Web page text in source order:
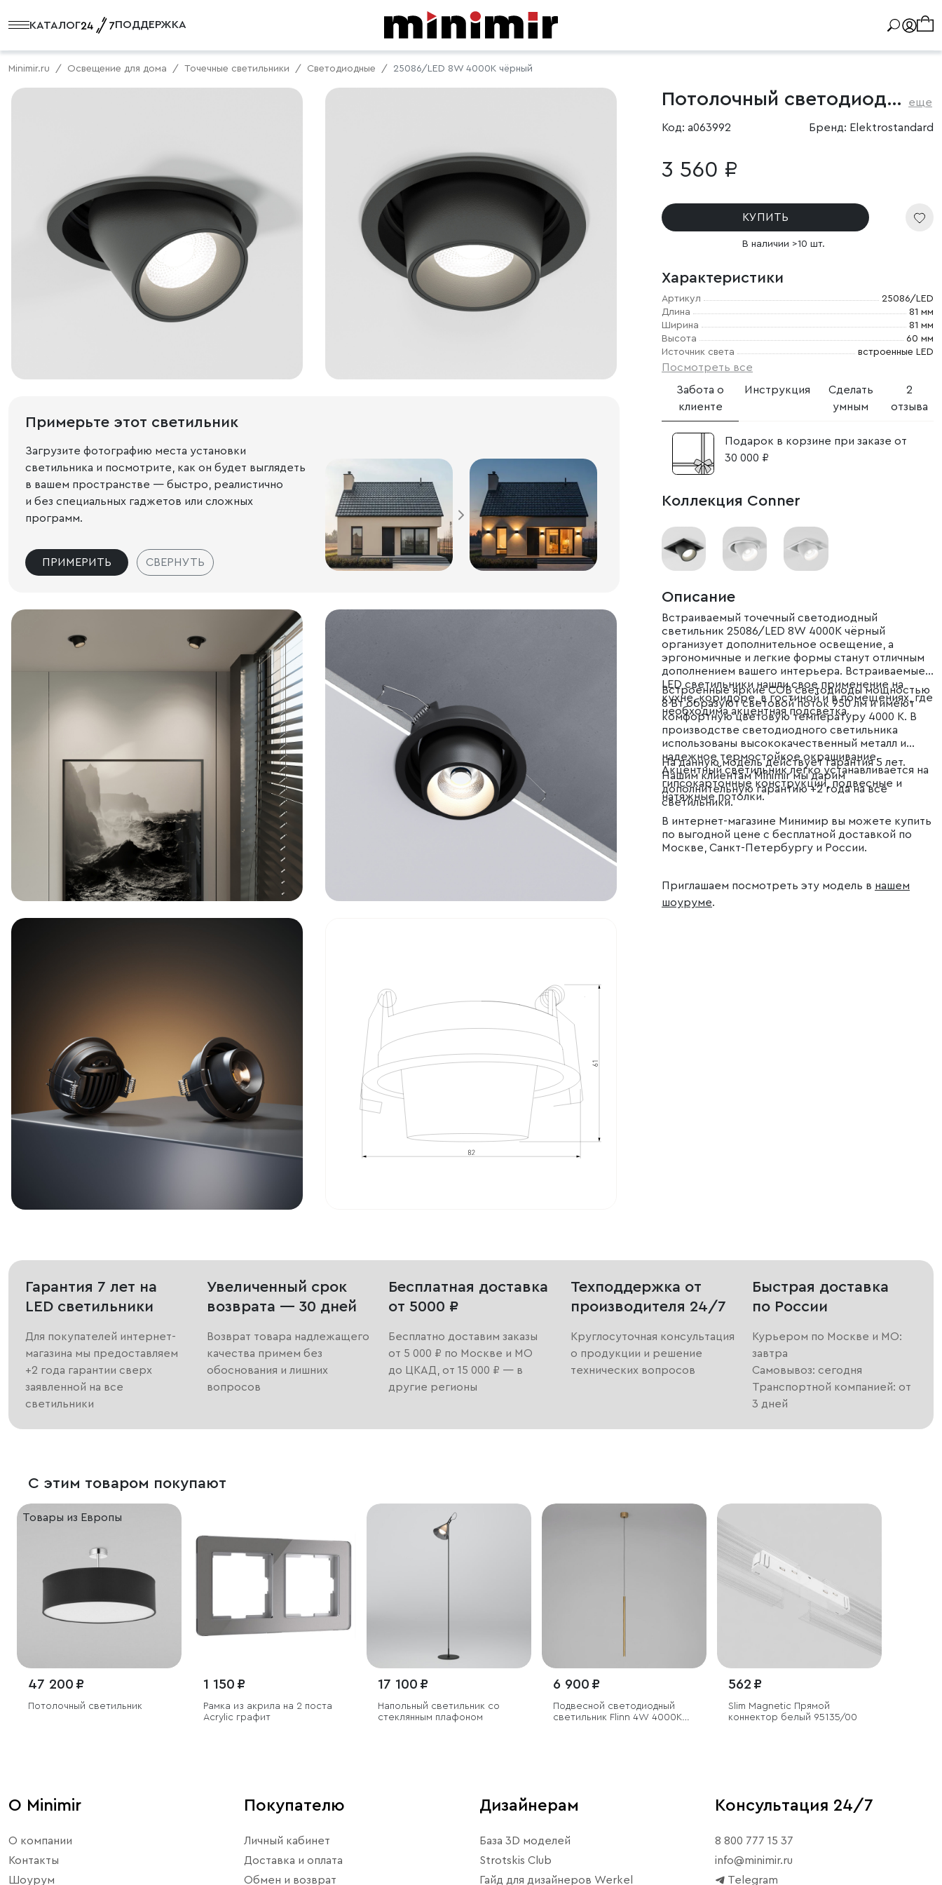
КАТАЛОГ ПОДДЕРЖКА
Minimir.ru Освещение для дома Точечные светильники Светодиодные 25086/LED 8W 4000K чёрный
Примерьте этот светильник
Загрузите фотографию места установки
светильника и посмотрите, как он будет выглядеть
в вашем пространстве — быстро, реалистично
и без специальных гаджетов или сложных
программ.
ПРИМЕРИТЬ СВЕРНУТЬ
Потолочный светодиодный светильник поворотный Conner 8W 4000K чёрный еще
Код: a063992 Бренд: Elektrostandard
3 560 ₽
КУПИТЬ
В наличии >10 шт.
Характеристики
Артикул
25086/LED
Длина
81 мм
Ширина
81 мм
Высота
60 мм
Источник света
встроенные LED
Посмотреть все
Забота о
клиенте
Инструкция
Сделать
умным
2
отзыва
Подарок в корзине при заказе от
30 000 ₽
Коллекция Conner
Описание
Встраиваемый точечный светодиодный
светильник 25086/LED 8W 4000K чёрный
организует дополнительное освещение, а
эргономичные и легкие формы станут отличным
дополнением вашего интерьера. Встраиваемые
LED светильники нашли свое применение на
кухне, коридоре, в гостиной и в помещениях, где
необходима акцентная подсветка.
Встроенные яркие COB светодиоды мощностью
8 Вт образуют световой поток 950 лм и имеют
комфортную цветовую температуру 4000 К. В
производстве светодиодного светильника
использованы высококачественный металл и
надежное термостойкое окрашивание.
Акцентный светильник легко устанавливается на
гипсокартонные конструкции, подвесные и
натяжные потолки.
На данную модель действует гарантия 5 лет.
Нашим клиентам Minimir мы дарим
дополнительную гарантию +2 года на все
светильники.
В интернет-магазине Минимир вы можете купить
по выгодной цене с бесплатной доставкой по
Москве, Санкт-Петербургу и России.
Приглашаем посмотреть эту модель в нашем
шоуруме.
Гарантия 7 лет на
LED светильники
Для покупателей интернет-
магазина мы предоставляем
+2 года гарантии сверх
заявленной на все
светильники
Увеличенный срок
возврата — 30 дней
Возврат товара надлежащего
качества примем без
обоснования и лишних
вопросов
Бесплатная доставка
от 5000 ₽
Бесплатно доставим заказы
от 5 000 ₽ по Москве и МО
до ЦКАД, от 15 000 ₽ — в
другие регионы
Техподдержка от
производителя 24/7
Круглосуточная консультация
о продукции и решение
технических вопросов
Быстрая доставка
по России
Курьером по Москве и МО:
завтра
Самовывоз: сегодня
Транспортной компанией: от
3 дней
С этим товаром покупают
Товары из Европы
47 200 ₽
Потолочный светильник
1 150 ₽
Рамка из акрила на 2 поста
Acrylic графит
17 100 ₽
Напольный светильник со
стеклянным плафоном
6 900 ₽
Подвесной светодиодный
светильник Flinn 4W 4000K
562 ₽
Slim Magnetic Прямой
коннектор белый 95135/00
О Minimir
О компании
Контакты
Шоурум
Покупателю
Личный кабинет
Доставка и оплата
Обмен и возврат
Дизайнерам
База 3D моделей
Strotskis Club
Гайд для дизайнеров Werkel
Консультация 24/7
8 800 777 15 37
info@minimir.ru
Telegram